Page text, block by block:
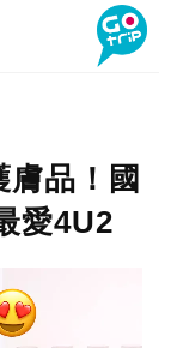
品！國
愛4U2